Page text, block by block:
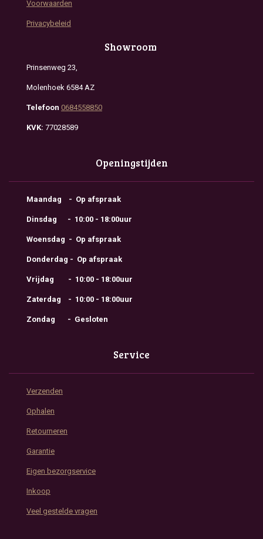
Voorwaarden
Privacybeleid
Showroom
Prinsenweg 23,
Molenhoek 6584 AZ
Telefoon 0684558850
KVK: 77028589
Openingstijden
Maandag - Op afspraak
Dinsdag - 10:00 - 18:00uur
Woensdag - Op afspraak
Donderdag - Op afspraak
Vrijdag - 10:00 - 18:00uur
Zaterdag - 10:00 - 18:00uur
Zondag - Gesloten
Service
Verzenden
Ophalen
Retourneren
Garantie
Eigen bezorgservice
Inkoop
Veel gestelde vragen